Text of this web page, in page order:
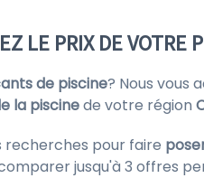
LE PRIX DE VOTRE
de piscine? Nous vous
la piscinede votre région
recherches pour faire
jusqu'à 3 offres